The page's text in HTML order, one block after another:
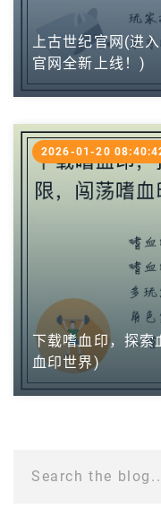
上古世纪官网(进
官网全新上线！)
下载嗜血印，探
血印世界)
2026-01-20
Search the